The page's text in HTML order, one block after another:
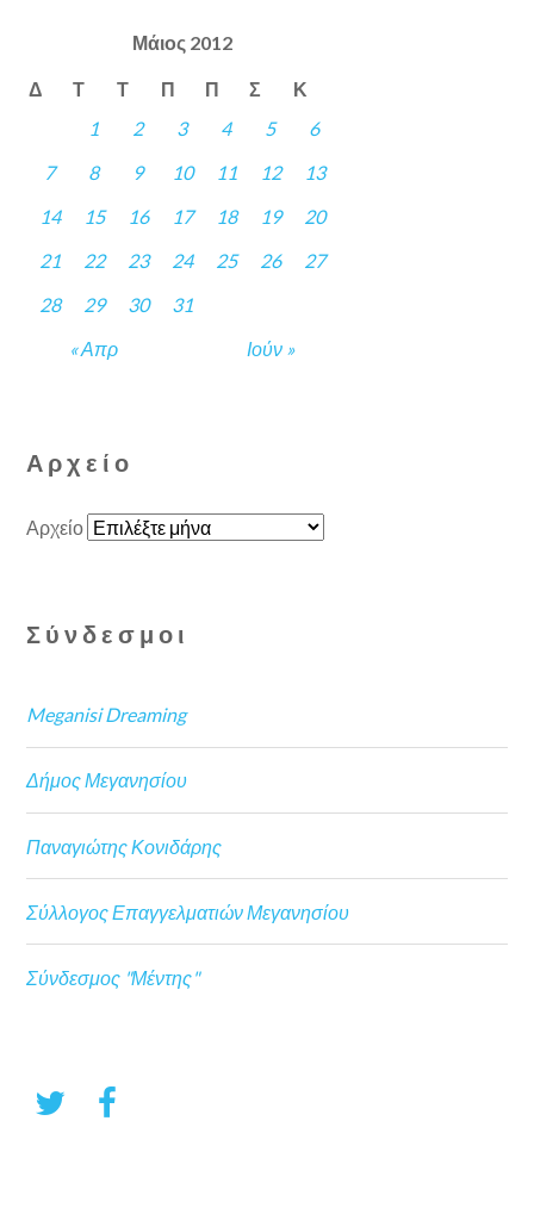
Μάιος 2012
Δ Τ Τ Π Π Σ Κ
« Απρ Ιούν »
1 2 3 4 5
6
7
8 9 10 11 12
13
14
15 16 17 18 19
20
21
22 23 24 25 26
27
28
29 30 31
Αρχείο
Αρχείο
Σύνδεσμοι
Meganisi Dreaming
Δήμος Μεγανησίου
Παναγιώτης Κονιδάρης
Σύλλογος Επαγγελματιών Μεγανησίου
Σύνδεσμος "Μέντης"